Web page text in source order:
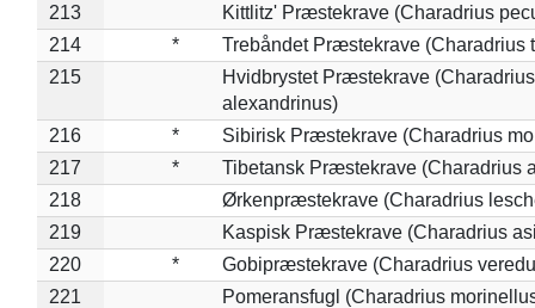
213
Kittlitz' Præstekrave (Charadrius
214
*
Trebåndet Præstekrave (Charadrius
215
Hvidbrystet Præstekrave (Charadrius
alexandrinus)
216
*
Sibirisk Præstekrave (Charadrius
217
*
Tibetansk Præstekrave (Charadrius
218
Ørkenpræstekrave (Charadrius
219
Kaspisk Præstekrave (Charadrius
220
*
Gobipræstekrave (Charadrius
221
Pomeransfugl (Charadrius